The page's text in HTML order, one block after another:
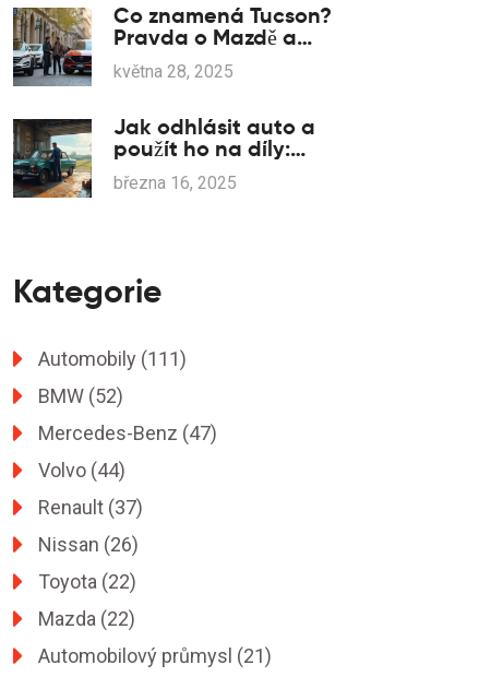
Co znamená Tucson?
Pravda o Mazdě a
zmatených modelech
května 28, 2025
Jak odhlásit auto a
použít ho na díly:
Praktický návod
března 16, 2025
Kategorie
Automobily (111)
BMW (52)
Mercedes-Benz (47)
Volvo (44)
Renault (37)
Nissan (26)
Toyota (22)
Mazda (22)
Automobilový průmysl (21)